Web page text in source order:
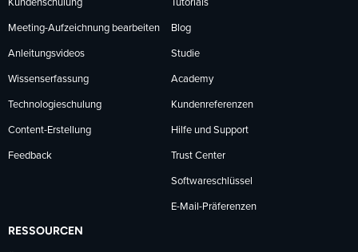
Kundenschulung
Meeting-Aufzeichnung bearbeiten
Anleitungsvideos
Wissenserfassung
Technologieschulung
Content-Erstellung
Feedback
Tutorials
Blog
Studie
Academy
Kundenreferenzen
Hilfe und Support
Trust Center
Softwareschlüssel
E-Mail-Präferenzen
RESSOURCEN